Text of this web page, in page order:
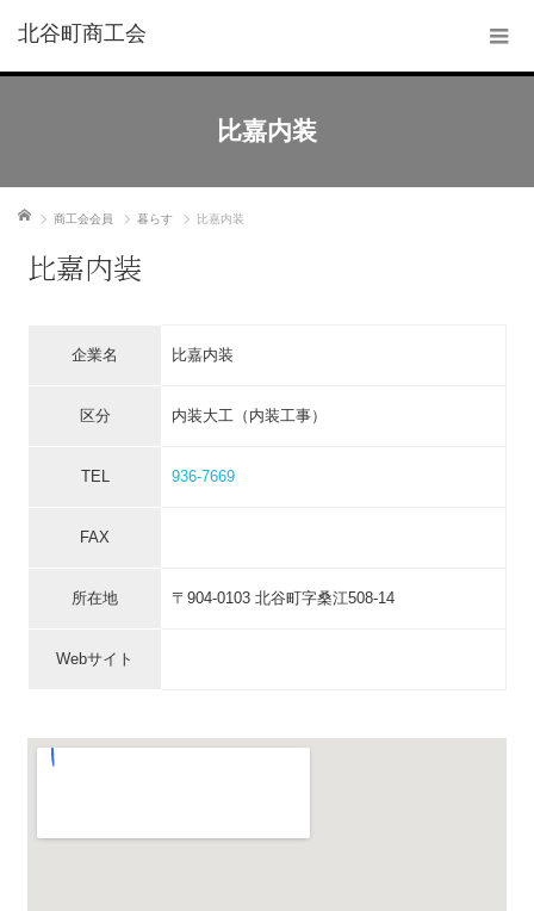
北谷町商工会
比嘉内装
ホーム 商工会会員 暮らす 比嘉内装
比嘉内装
企業名 比嘉内装
区分 内装大工（内装工事）
TEL 936-7669
FAX
所在地 〒904-0103 北谷町字桑江508-14
Webサイト